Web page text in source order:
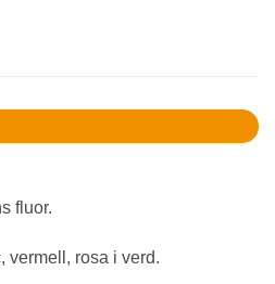
fluor.
vermell, rosa i verd.